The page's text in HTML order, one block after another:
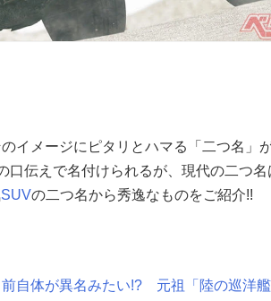
イメージにピタリとハマる「二つ名」が
口伝えで名付けられるが、現代の二つ名
SUVの二つ名から秀逸なものをご紹介!!
前自体が異名みたい!? 元祖「陸の巡洋